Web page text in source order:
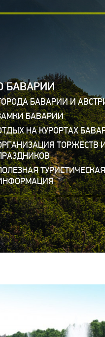
БАВАРИИ
БАВАРИИ И
БАВАРИИ
НА КУРОРТАХ
ТОРЖЕСТВ